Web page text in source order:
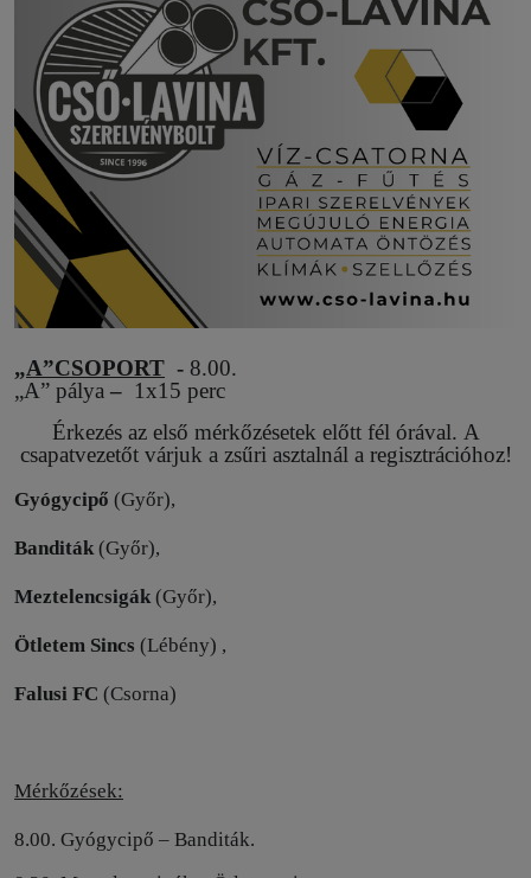
„A”CSOPORT - 8.00.
„A” pálya – 1x15 perc
Érkezés az első mérkőzésetek előtt fél órával. A
csapatvezetőt várjuk a zsűri asztalnál a regisztrációhoz!
Gyógycipő (Győr),
Banditák (Győr),
Meztelencsigák (Győr),
Ötletem Sincs (Lébény) ,
Falusi FC (Csorna)
Mérkőzések:
8.00. Gyógycipő – Banditák.